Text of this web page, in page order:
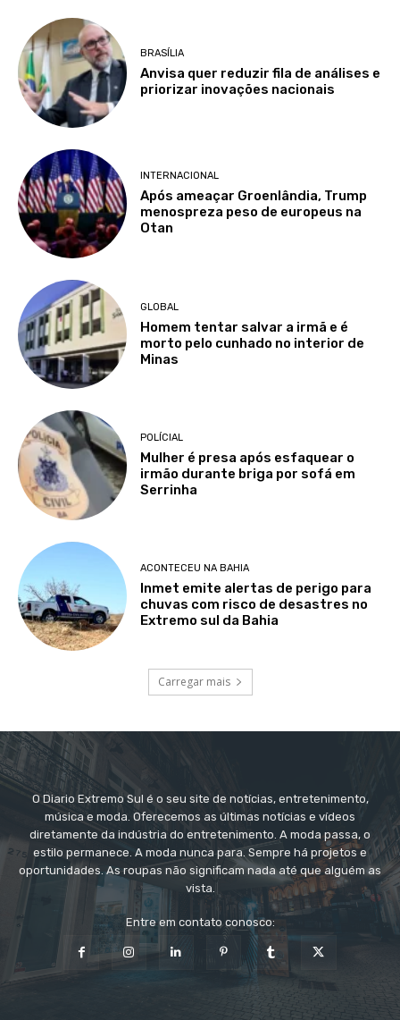
BRASÍLIA
Anvisa quer reduzir fila de análises e
priorizar inovações nacionais
INTERNACIONAL
Após ameaçar Groenlândia, Trump
menospreza peso de europeus na
Otan
GLOBAL
Homem tentar salvar a irmã e é
morto pelo cunhado no interior de
Minas
POLÍCIAL
Mulher é presa após esfaquear o
irmão durante briga por sofá em
Serrinha
ACONTECEU NA BAHIA
Inmet emite alertas de perigo para
chuvas com risco de desastres no
Extremo sul da Bahia
Carregar mais
O Diario Extremo Sul é o seu site de notícias, entretenimento,
música e moda. Oferecemos as últimas notícias e vídeos
diretamente da indústria do entretenimento. A moda passa, o
estilo permanece. A moda nunca para. Sempre há projetos e
oportunidades. As roupas não significam nada até que alguém as
vista.
Entre em contato conosco: